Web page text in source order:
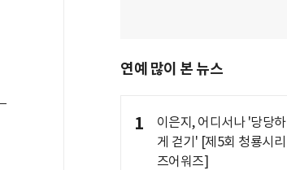
연예 많이 본 뉴스
1
이은지, 어디서나 '당당하
게 걷기' [제5회 청룡시리
즈어워즈]